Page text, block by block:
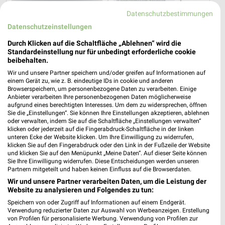
Diabetes-Flyer
Gültig bis Di. 01.09.
0 km
Gültig 2026
DocMorris
0 km
Frühjahr / Sommer 2026
Datenschutzbestimmungen
Datenschutzeinstellungen
Durch Klicken auf die Schaltfläche „Ablehnen“ wird die
Standardeinstellung nur für unbedingt erforderliche cookie
beibehalten.
Wir und unsere Partner speichern und/oder greifen auf Informationen auf
einem Gerät zu, wie z. B. eindeutige IDs in cookie und anderen
Browserspeichern, um personenbezogene Daten zu verarbeiten. Einige
Anbieter verarbeiten Ihre personenbezogenen Daten möglicherweise
aufgrund eines berechtigten Interesses. Um dem zu widersprechen, öffnen
Sie die „Einstellungen“. Sie können Ihre Einstellungen akzeptieren, ablehnen
oder verwalten, indem Sie auf die Schaltfläche „Einstellungen verwalten“
klicken oder jederzeit auf die Fingerabdruck-Schaltfläche in der linken
unteren Ecke der Website klicken. Um Ihre Einwilligung zu widerrufen,
klicken Sie auf den Fingerabdruck oder den Link in der Fußzeile der Website
und klicken Sie auf den Menüpunkt „Meine Daten“. Auf dieser Seite können
Sie Ihre Einwilligung widerrufen. Diese Entscheidungen werden unseren
Partnern mitgeteilt und haben keinen Einfluss auf die Browserdaten.
Wir und unsere Partner verarbeiten Daten, um die Leistung der
Website zu analysieren und Folgendes zu tun:
Speichern von oder Zugriff auf Informationen auf einem Endgerät.
Verwendung reduzierter Daten zur Auswahl von Werbeanzeigen. Erstellung
von Profilen für personalisierte Werbung. Verwendung von Profilen zur